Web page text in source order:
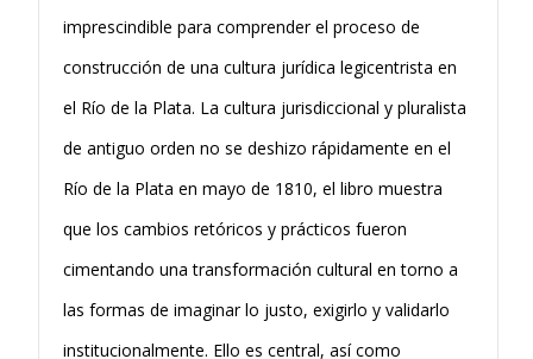
imprescindible para comprender el proceso de
construcción de una cultura jurídica legicentrista en
el Río de la Plata. La cultura jurisdiccional y pluralista
de antiguo orden no se deshizo rápidamente en el
Río de la Plata en mayo de 1810, el libro muestra
que los cambios retóricos y prácticos fueron
cimentando una transformación cultural en torno a
las formas de imaginar lo justo, exigirlo y validarlo
institucionalmente. Ello es central, así como